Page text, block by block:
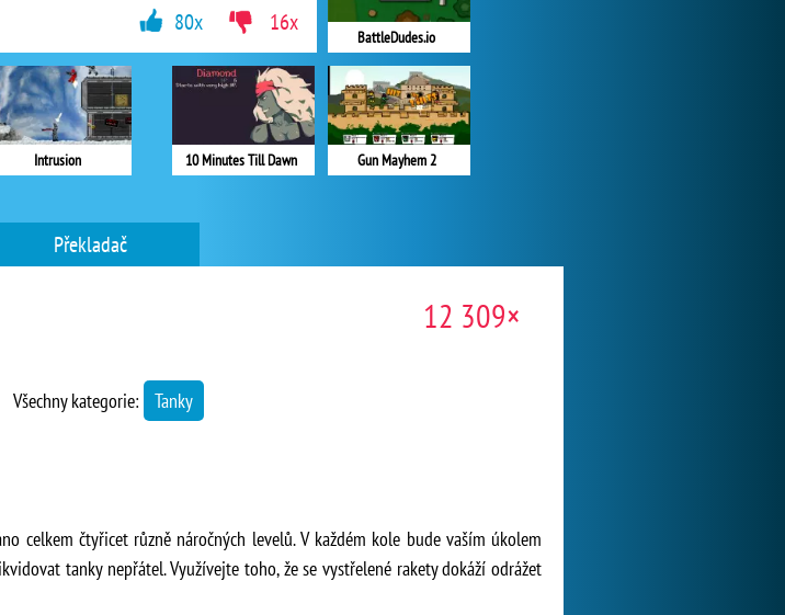
BattleDudes.io
Gun Mayhem 2
Intrusion 10 Minutes Till Dawn
80x 16x
Překladač
12 309×
Všechny kategorie: Tanky
celkem čtyřicet různě náročných levelů. V každém kole bude vaším úkolem
tanky nepřátel. Využívejte toho, že se vystřelené rakety dokáží odrážet